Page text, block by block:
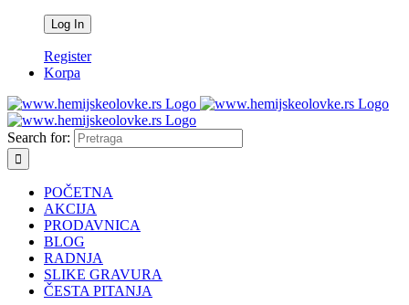
Register
Korpa
Search for:
POČETNA
AKCIJA
PRODAVNICA
BLOG
RADNJA
SLIKE GRAVURA
ČESTA PITANJA